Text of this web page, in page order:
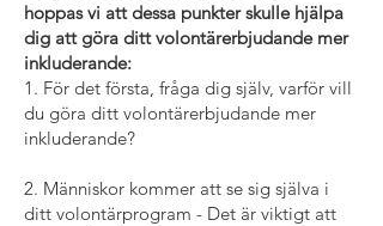
hoppas vi att dessa punkter skulle hjälpa
dig att göra ditt volontärerbjudande mer
inkluderande:
1. För det första, fråga dig själv, varför vill
du göra ditt volontärerbjudande mer
inkluderande?
2. Människor kommer att se sig själva i
ditt volontärprogram - Det är viktigt att